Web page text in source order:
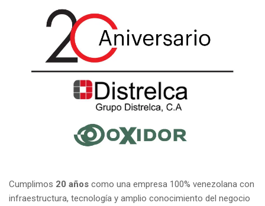
Cumplimos 20 años como una empresa 100% venezolana con
infraestructura, tecnología y amplio conocimiento del negocio